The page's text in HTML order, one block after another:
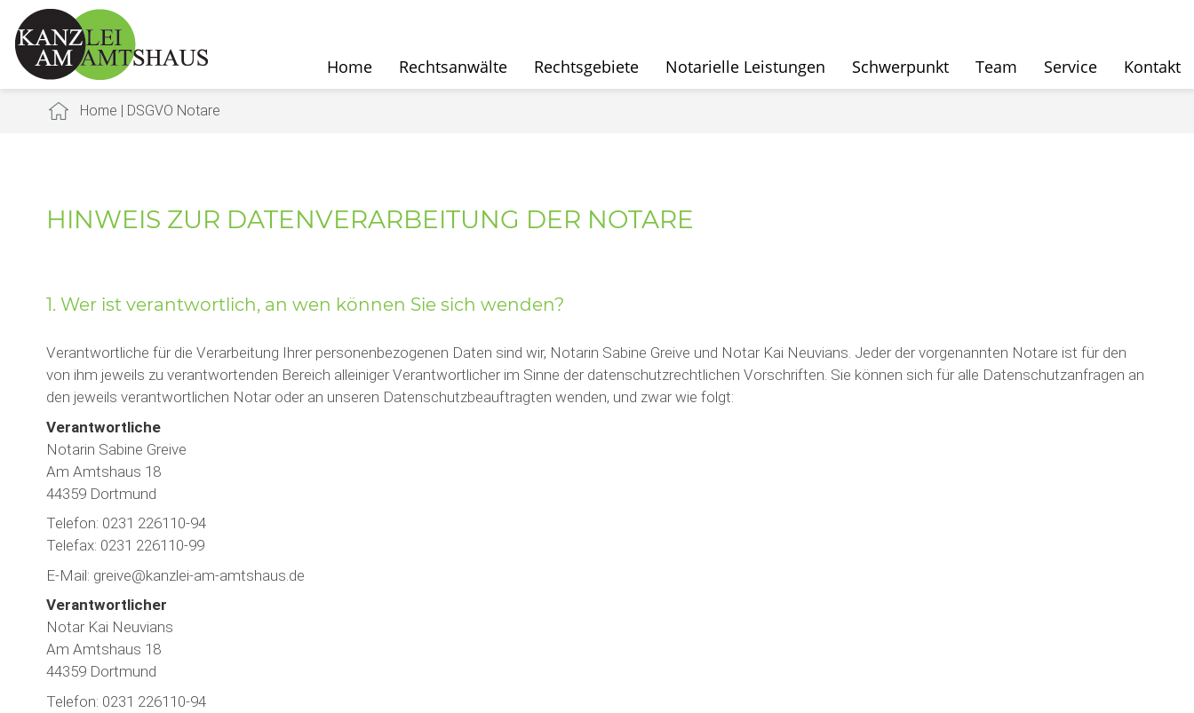
Home Rechtsanwälte Rechtsgebiete Notarielle Leistungen Schwerpunkt Team Service Kontakt
Home | DSGVO Notare
HINWEIS ZUR DATENVERARBEITUNG DER NOTARE
1. Wer ist verantwortlich, an wen können Sie sich wenden?
Verantwortliche für die Verarbeitung Ihrer personenbezogenen Daten sind wir, Notarin Sabine Greive und Notar Kai Neuvians. Jeder der vorgenannten Notare ist für den
von ihm jeweils zu verantwortenden Bereich alleiniger Verantwortlicher im Sinne der datenschutzrechtlichen Vorschriften. Sie können sich für alle Datenschutzanfragen an
den jeweils verantwortlichen Notar oder an unseren Datenschutzbeauftragten wenden, und zwar wie folgt:
Verantwortliche
Notarin Sabine Greive
Am Amtshaus 18
44359 Dortmund
Telefon: 0231 226110-94
Telefax: 0231 226110-99
E-Mail: greive@kanzlei-am-amtshaus.de
Verantwortlicher
Notar Kai Neuvians
Am Amtshaus 18
44359 Dortmund
Telefon: 0231 226110-94